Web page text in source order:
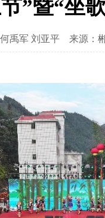
”暨“坐
禹军 刘亚平 来源：